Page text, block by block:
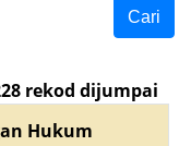
Cari
rekod dijumpai
Hukum